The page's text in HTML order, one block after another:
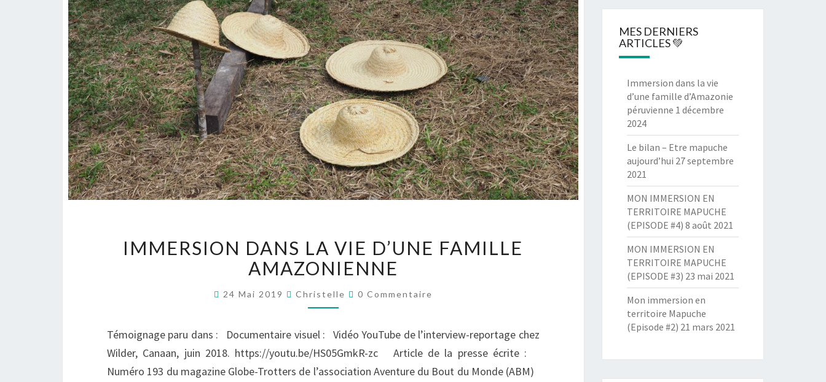
DANS
LA
VIE
D’UNE
FAMILLE
IMMERSION DANS LA VIE D’UNE FAMILLE
AMAZONIENNE
24 Mai 2019 Christelle Commentaires
0 Commentaire
Témoignage paru dans : Documentaire visuel : Vidéo YouTube de l’interview-reportage chez
Wilder, Canaan, juin 2018. https://youtu.be/HS05GmkR-zc Article de la presse écrite :
Numéro 193 du magazine Globe-Trotters de l’association Aventure du Bout du Monde (ABM)
MES DERNIERS
ARTICLES 💚
Immersion dans la vie
d’une famille d’Amazonie
péruvienne 1 décembre
2024
Le bilan – Etre mapuche
aujourd’hui 27 septembre
2021
MON IMMERSION EN
TERRITOIRE MAPUCHE
(EPISODE #4) 8 août 2021
MON IMMERSION EN
TERRITOIRE MAPUCHE
(EPISODE #3) 23 mai 2021
Mon immersion en
territoire Mapuche
(Episode #2) 21 mars 2021